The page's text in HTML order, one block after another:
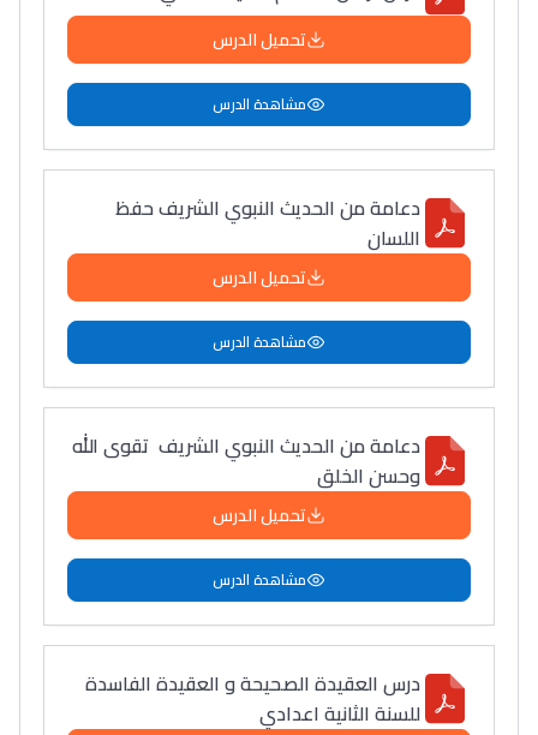
تحميل الدرس
مشاهدة الدرس
دعامة من الحديث النبوي الشريف حفظ
اللسان
تحميل الدرس
مشاهدة الدرس
دعامة من الحديث النبوي الشريف تقوى الله
وحسن الخلق
تحميل الدرس
مشاهدة الدرس
درس العقيدة الصحيحة و العقيدة الفاسدة
للسنة الثانية اعدادي